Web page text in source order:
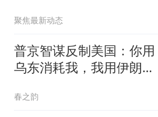
聚焦最新动态
普京智谋反制美国：你用
乌东消耗我，我用伊朗消
春之韵